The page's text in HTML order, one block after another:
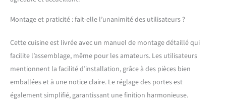
en panneau de particules
revêtement en résine
mélaminée. CONTENU DE
LIVRAISON : Bloc cuisine
sans plan de travail,
matériel de montage,
instructions de montage
Montage et praticité : fait-elle l’unanimité des utilisateurs ?
Cette cuisine est livrée avec un manuel de montage détaillé qui
facilite l’assemblage, même pour les amateurs. Les utilisateurs
mentionnent la facilité d’installation, grâce à des pièces bien
emballées et à une notice claire. Le réglage des portes est
également simplifié, garantissant une finition harmonieuse.